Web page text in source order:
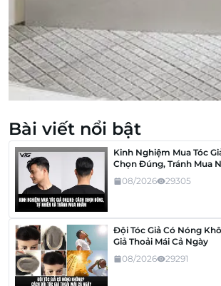
Bài viết nổi bật
Kinh Nghiệm Mua Tóc
Chọn Đúng, Tránh Mua
08/2026
29305
Đội Tóc Giả Có Nóng
Giả Thoải Mái Cả Ngày
08/2026
29291